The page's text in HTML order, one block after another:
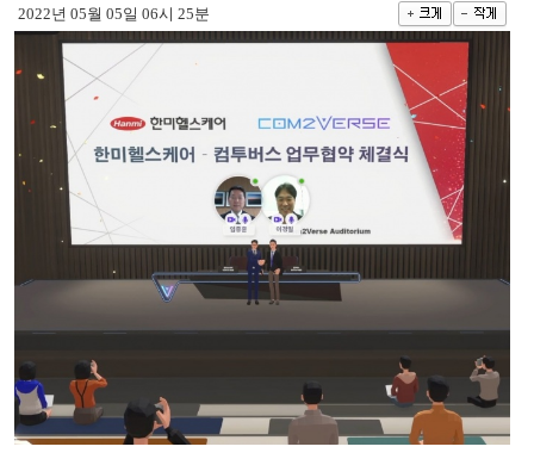
2022년 05월 05일 06시 25분